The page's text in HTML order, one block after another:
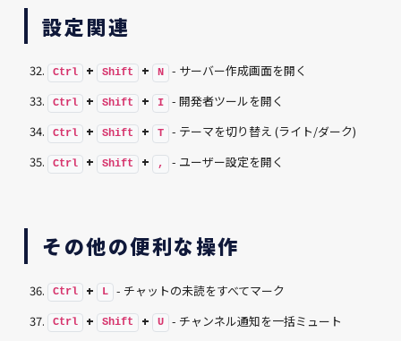
設定関連
Ctrl + Shift + N - サーバー作成画面を開く
Ctrl + Shift + I - 開発者ツールを開く
Ctrl + Shift + T - テーマを切り替え (ライト/ダーク)
Ctrl + Shift + , - ユーザー設定を開く
その他の便利な操作
Ctrl + L - チャットの未読をすべてマーク
Ctrl + Shift + U - チャンネル通知を一括ミュート